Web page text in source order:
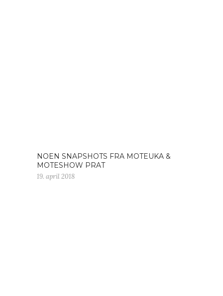
NOEN SNAPSHOTS FRA MOTEUKA &
MOTESHOW PRAT
19. april 2018